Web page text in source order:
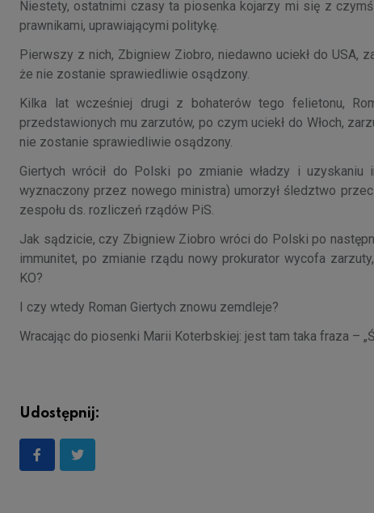
Niestety, ostatnimi czasy ta piosenka kojarzy mi się z
prawnikami, uprawiającymi politykę.
Pierwszy z nich, Zbigniew Ziobro, niedawno uciekł do USA,
że nie zostanie sprawiedliwie osądzony.
Kilka lat wcześniej drugi z bohaterów tego felietonu,
przedstawionych mu zarzutów, po czym uciekł do Włoch,
nie zostanie sprawiedliwie osądzony.
Giertych wrócił do Polski po zmianie władzy i
wyznaczony przez nowego ministra) umorzył śledztwo
zespołu ds. rozliczeń rządów PiS.
Jak sądzicie, czy Zbigniew Ziobro wróci do Polski po
immunitet, po zmianie rządu nowy prokurator wycofa
KO?
I czy wtedy Roman Giertych znowu zemdleje?
Wracając do piosenki Marii Koterbskiej: jest tam taka fraza –
Udostępnij: